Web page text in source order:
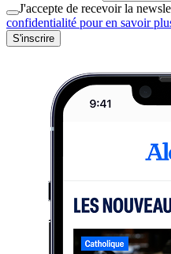
J'accepte de recevoir la
confidentialité pour en savoir
S'inscrire